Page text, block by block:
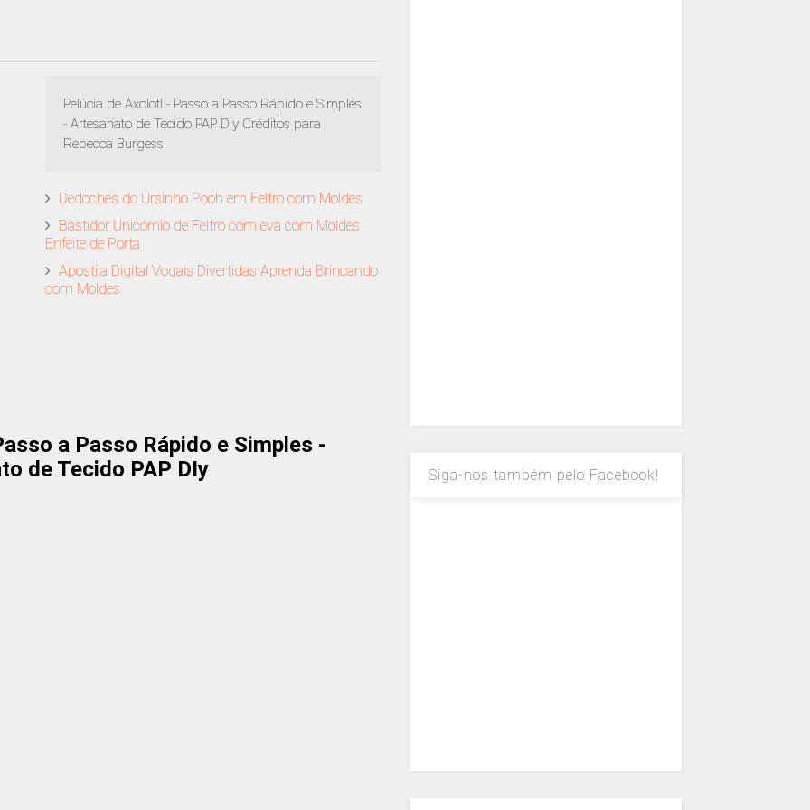
Pelúcia de Axolotl - Passo a Passo Rápido e Simples
- Artesanato de Tecido PAP DIy Créditos para
Rebecca Burgess
Dedoches do Ursinho Pooh em Feltro com Moldes
Bastidor Unicórnio de Feltro com eva com Moldes
Enfeite de Porta
Apostila Digital Vogais Divertidas Aprenda Brincando
com Moldes
a Passo Rápido e Simples -
de Tecido PAP DIy
Siga-nos também pelo Facebook!